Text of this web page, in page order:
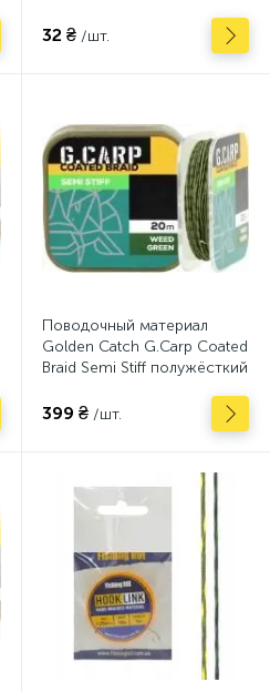
32 ₴ /шт.
Поводочный материал
Golden Catch G.Carp Coated
Braid Semi Stiff полужёсткий
399 ₴ /шт.